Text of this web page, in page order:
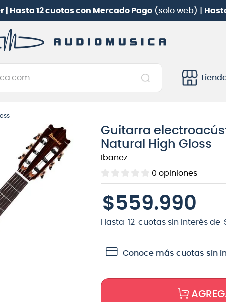
Hasta 12 cuotas con Mercado Pago(solo web) |
Guitarra
Natural High Gloss
Ibanez
0 opiniones
$559.990
Hasta 12 cuotas sin interés de
Conoce más cuotas sin